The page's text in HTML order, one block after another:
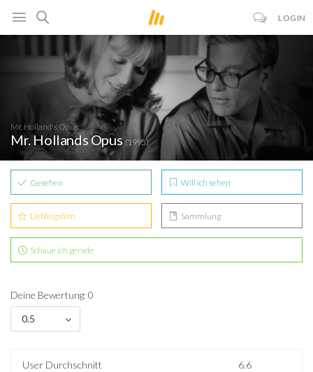
LOGIN
Mr. Holland's Opus
Mr. Hollands Opus (1995)
Gesehen Will ich sehen
Lieblingsfilm Sammlung
Schaue ich gerade
Deine Bewertung: 0
0.5
User Durchschnitt 6.6